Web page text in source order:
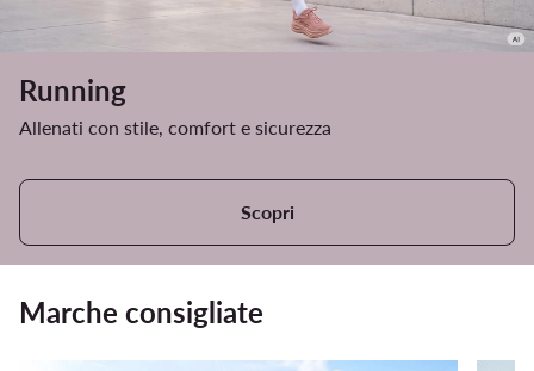
Running
Allenati con stile, comfort e sicurezza
Scopri
Marche consigliate